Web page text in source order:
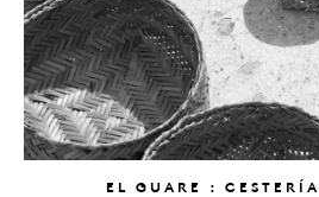
EL GUARE :